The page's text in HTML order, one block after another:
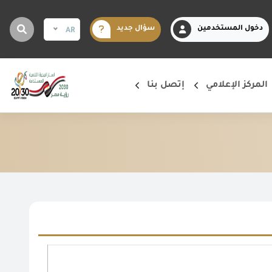
دخول المستخدمين سؤال جديد AR
المركز الإعلامي إتصل بنا